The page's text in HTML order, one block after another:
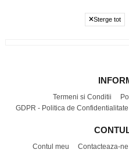
Sterge tot
Termeni si Conditii
GDPR - Politica de Confidentialitate
Contul meu Contacteaza-ne